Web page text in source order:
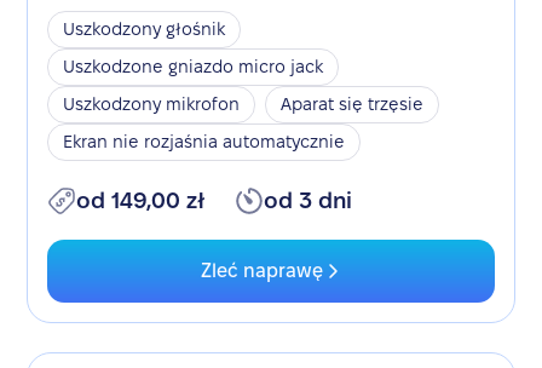
Uszkodzony głośnik
Uszkodzone gniazdo micro jack
Uszkodzony mikrofon
Aparat się trzęsie
Ekran nie rozjaśnia automatycznie
od 149,00 zł od 3 dni
Zleć naprawę